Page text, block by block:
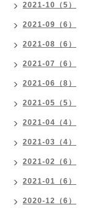
2021-10（5）
2021-09（6）
2021-08（6）
2021-07（6）
2021-06（8）
2021-05（5）
2021-04（4）
2021-03（4）
2021-02（6）
2021-01（6）
2020-12（6）